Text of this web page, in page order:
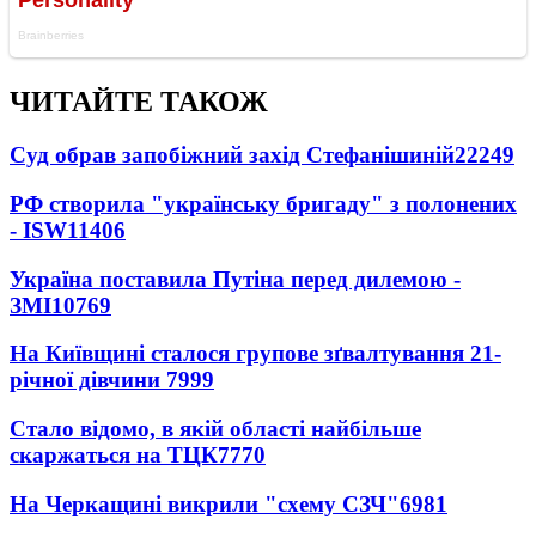
ЧИТАЙТЕ ТАКОЖ
Суд обрав запобіжний захід Стефанішиній22249
РФ створила "українську бригаду" з полонених
- ISW11406
Україна поставила Путіна перед дилемою -
ЗМІ10769
На Київщині сталося групове зґвалтування 21-
річної дівчини 7999
Стало відомо, в якій області найбільше
скаржаться на ТЦК7770
На Черкащині викрили "схему СЗЧ"6981